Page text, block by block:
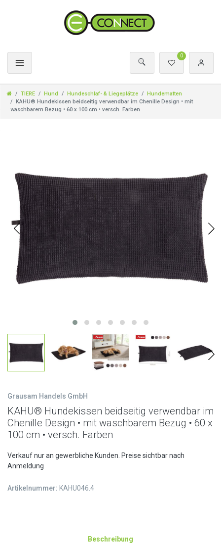
0
TIERE Hund Hundeschlaf- & Liegeplätze
Hundematten
KAHU® Hundekissen beidseitig verwendbar im Chenille Design • mit
waschbarem Bezug • 60 x 100 cm • versch. Farben
Grausam Handels GmbH
KAHU® Hundekissen beidseitig verwendbar im
Chenille Design • mit waschbarem Bezug • 60 x
100 cm • versch. Farben
Verkauf nur an gewerbliche Kunden. Preise sichtbar nach
Anmeldung
Artikelnummer: KAHU046.4
Beschreibung